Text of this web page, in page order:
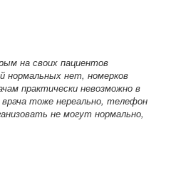
на своих пациентов
нормальных нет, номерков
практически невозможно в
тоже нереально, телефон
не могут нормально,